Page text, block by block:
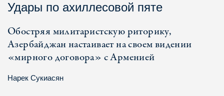
Удары по ахиллесовой пяте
Обостряя милитаристскую риторику,
Азербайджан настаивает на своем видении
«мирного договора» с Арменией
Нарек Сукиасян